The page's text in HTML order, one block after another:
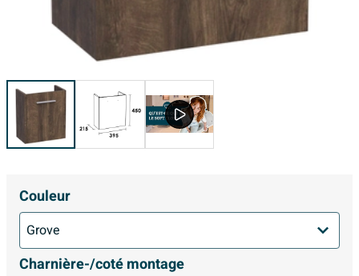
Couleur
Charnière-/coté montage